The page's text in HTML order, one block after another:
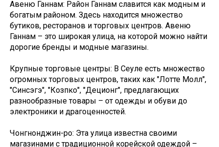
Авеню Ганнам: Район Ганнам славится как модным и
богатым районом. Здесь находится множество
бутиков, ресторанов и торговых центров. Авеню
Ганнам – это широкая улица, на которой можно найти
дорогие бренды и модные магазины.
Крупные торговые центры: В Сеуле есть множество
огромных торговых центров, таких как "Лотте Молл",
"Синсэгэ", "Козпко", "Деционг", предлагающих
разнообразные товары – от одежды и обуви до
электроники и драгоценностей.
Чонгнонджин-ро: Эта улица известна своими
магазинами с традиционной корейской одеждой –